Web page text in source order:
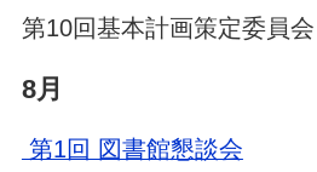
第10回基本計画策定委員会
8月
第1回 図書館懇談会